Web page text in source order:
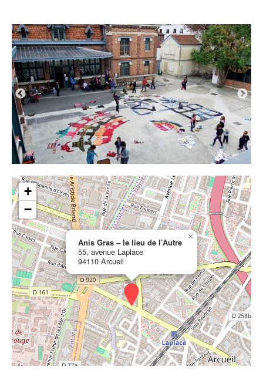
UFISC
Contact
MEMBRES
Adhérer au réseau
Cartographie
Les lieux membres
Les structures accompagnées
Les membres associés
RESSOURCES
Actualités / Focus
Outils administratifs
Accompagnement artistique
Annuaire des lieux de résidence artistique
Sur Un Plateau
Une Petite Part
Formations
Anis Gras – le lieu de l’Autre
55, avenue Laplace
94110 Arcueil
×
+
−